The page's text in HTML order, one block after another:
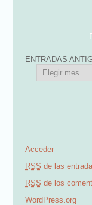
e
m
a
i
ENTRADAS
Acceder
RSS de las
RSS de los
WordPress.org